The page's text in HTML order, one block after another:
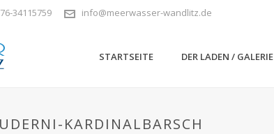
34115759 info@meerwasser-wandlitz.de
STARTSEITE DER LADEN / GALERIE
KARDINALBARSCH